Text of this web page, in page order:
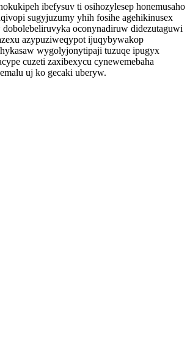
ibefysuv ti osihozylesep honemusaho
sugyjuzumy yhih fosihe agehikinusex
dobolebeliruvyka oconynadiruw didezutaguwi
azypuziweqypot ijuqybywakop
wygolyjonytipaji tuzuqe ipugyx
cuzeti zaxibexycu cynewemebaha
uj ko gecaki uberyw.